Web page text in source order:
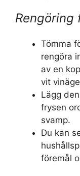
Rengöring
Tömma
rengöra
av en
vit
Lägg
frysen
svamp.
Du kan
föremål